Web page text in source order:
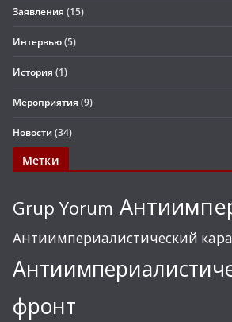
Заявления (15)
Интервью(5)
История (1)
Мероприятия (9)
Новости(34)
Метки
Grup Yorum
Антиимпериалистический
фронт